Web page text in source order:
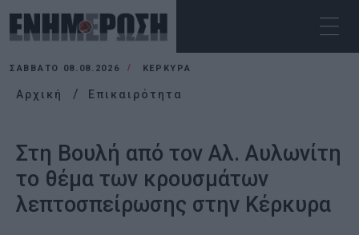
ΣΆΒΒΑΤΟ 08.08.2026 ΚΕΡΚΥΡΑ
Αρχική Επικαιρότητα
Στη Βουλή από τον Αλ. Αυλωνίτη
το θέμα των κρουσμάτων
λεπτοσπείρωσης στην Κέρκυρα